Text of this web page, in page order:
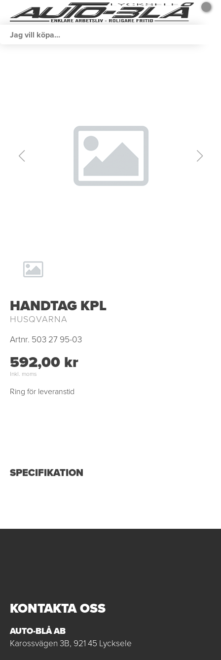
HANDTAG KPL
HUSQVARNA
Artnr. 503 27 95-03
592,00 kr
Inkl. moms
Ring för leveranstid
SPECIFIKATION
KONTAKTA OSS
AUTO-BLÅ AB
Karossvägen 3B, 921 45 Lycksele